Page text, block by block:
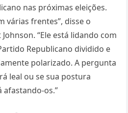
nas próximas eleições.
várias frentes”, disse o
“Ele está lidando com
Republicano dividido e
polarizado. A pergunta
leal ou se sua postura
os.”